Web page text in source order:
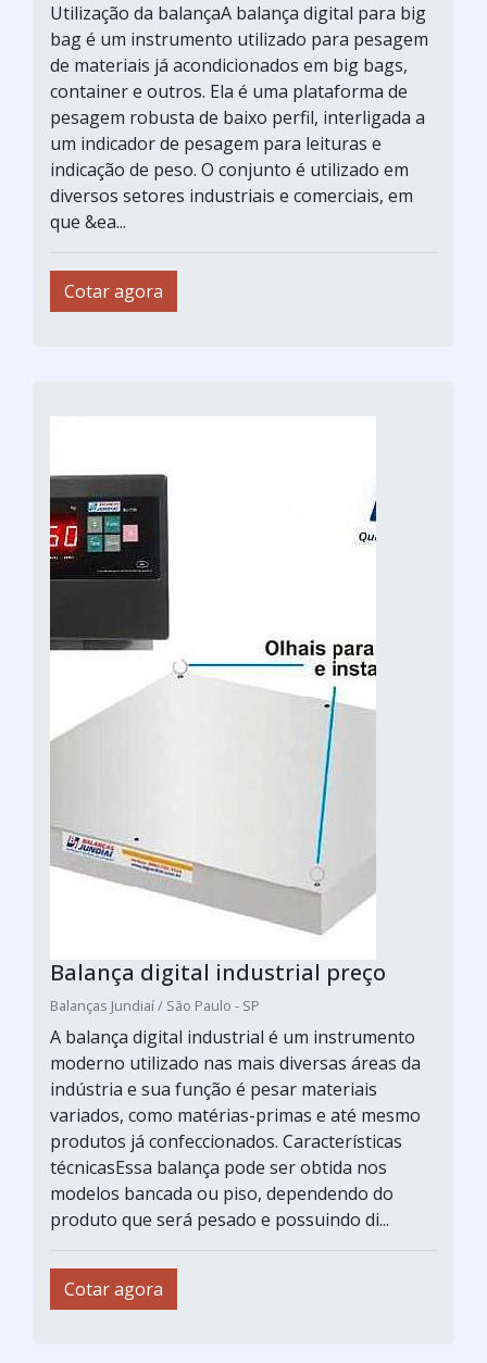
Utilização da balançaA balança digital para big
bag é um instrumento utilizado para pesagem
de materiais já acondicionados em big bags,
container e outros. Ela é uma plataforma de
pesagem robusta de baixo perfil, interligada a
um indicador de pesagem para leituras e
indicação de peso. O conjunto é utilizado em
diversos setores industriais e comerciais, em
que &ea...
Cotar agora
Balança digital industrial preço
Balanças Jundiaí / São Paulo - SP
A balança digital industrial é um instrumento
moderno utilizado nas mais diversas áreas da
indústria e sua função é pesar materiais
variados, como matérias-primas e até mesmo
produtos já confeccionados. Características
técnicasEssa balança pode ser obtida nos
modelos bancada ou piso, dependendo do
produto que será pesado e possuindo di...
Cotar agora